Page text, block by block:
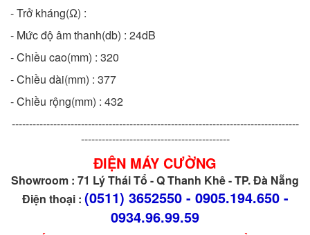
- Trở kháng(Ω) :
- Mức độ âm thanh(db) : 24dB
- Chiều cao(mm) : 320
- Chiều dài(mm) : 377
- Chiều rộng(mm) : 432
-----------------------------------------------------------------------------------
-------------------------------------------
ĐIỆN MÁY CƯỜNG
Showroom : 71 Lý Thái Tổ - Q Thanh Khê - TP. Đà Nẵng
Điện thoại : (0511) 3652550 - 0905.194.650 -
0934.96.99.59